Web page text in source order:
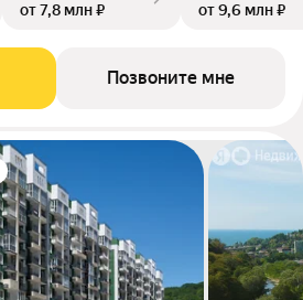
от 7,8 млн ₽
от 9,6 млн ₽
Позвоните мне